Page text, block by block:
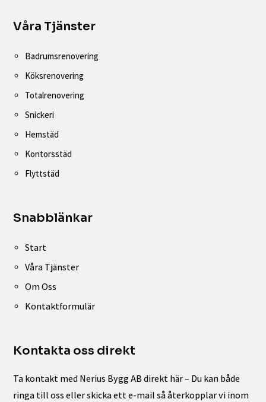
Våra Tjänster
Badrumsrenovering
Köksrenovering
Totalrenovering
Snickeri
Hemstäd
Kontorsstäd
Flyttstäd
Snabblänkar
Start
Våra Tjänster
Om Oss
Kontaktformulär
Kontakta oss direkt
Ta kontakt med Nerius Bygg AB direkt här – Du kan både
ringa till oss eller skicka ett e-mail så återkopplar vi inom